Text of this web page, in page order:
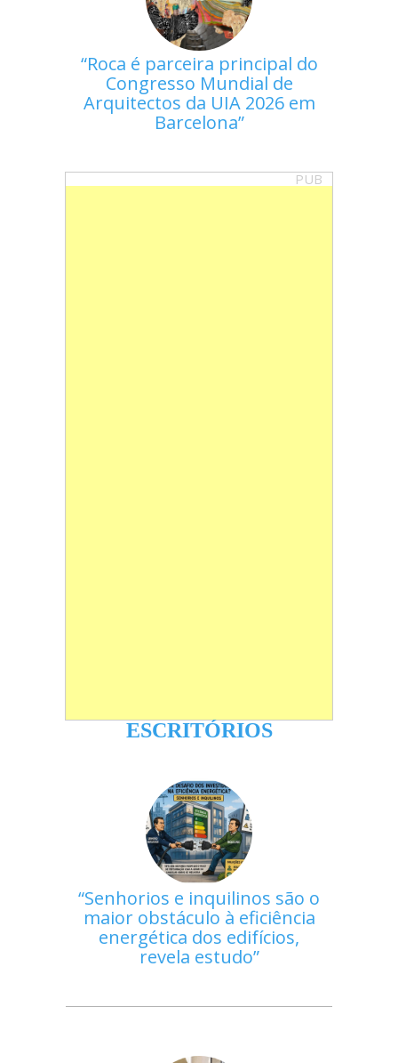
Roca é parceira principal do
Congresso Mundial de
Arquitectos da UIA 2026 em
Barcelona
PUB
ESCRITÓRIOS
Senhorios e inquilinos são o
maior obstáculo à eficiência
energética dos edifícios,
revela estudo